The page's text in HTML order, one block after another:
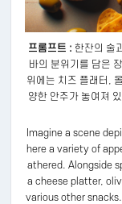
프롬프트 : 한잔의 술
바의 분위기를 담은
위에는 치즈 플래터,
양한 안주가 놓여져
Imagine a scene
here a variety of
athered. Alongside
a cheese platter,
various other